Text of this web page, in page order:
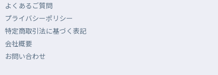
よくあるご質問
プライバシーポリシー
特定商取引法に基づく表記
会社概要
お問い合わせ